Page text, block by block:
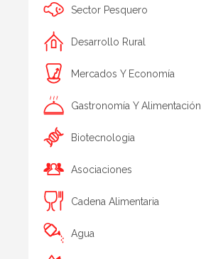
Sector Pesquero
Desarrollo Rural
Mercados Y Economía
Gastronomía Y Alimentación
Biotecnologia
Asociaciones
Cadena Alimentaria
Agua